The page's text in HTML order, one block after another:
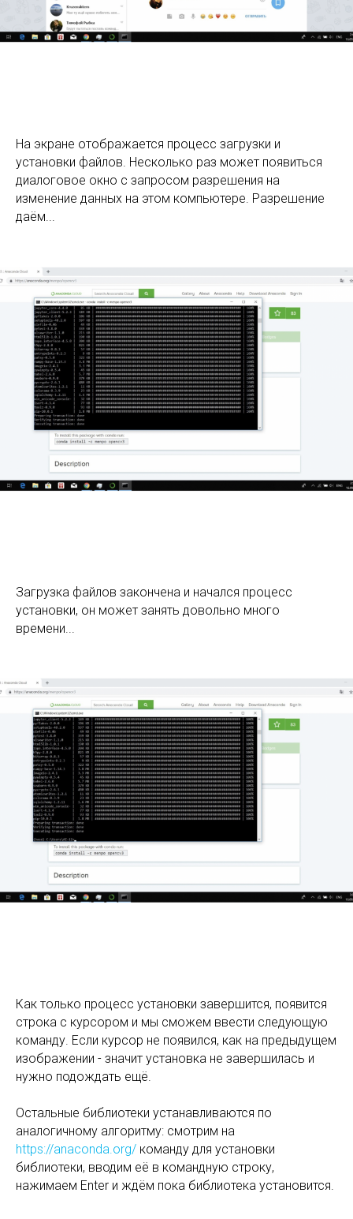
На экране отображается процесс загрузки и
установки файлов. Несколько раз может появиться
диалоговое окно с запросом разрешения на
изменение данных на этом компьютере. Разрешение
даём...
Загрузка файлов закончена и начался процесс
установки, он может занять довольно много
времени...
Как только процесс установки завершится, появится
строка с курсором и мы сможем ввести следующую
команду. Если курсор не появился, как на предыдущем
изображении - значит установка не завершилась и
нужно подождать ещё.
Остальные библиотеки устанавливаются по
аналогичному алгоритму: смотрим на
https://anaconda.org/ команду для установки
библиотеки, вводим её в командную строку,
нажимаем Enter и ждём пока библиотека установится.